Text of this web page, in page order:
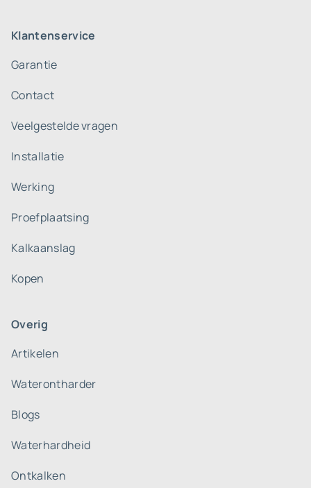
Klantenservice
Garantie
Contact
Veelgestelde vragen
Installatie
Werking
Proefplaatsing
Kalkaanslag
Kopen
Overig
Artikelen
Waterontharder
Blogs
Waterhardheid
Ontkalken